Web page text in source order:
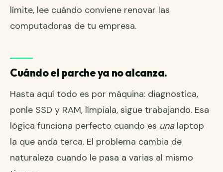
límite, lee cuándo conviene renovar las
computadoras de tu empresa.
Cuándo el parche ya no alcanza.
Hasta aquí todo es por máquina: diagnostica,
ponle SSD y RAM, límpiala, sigue trabajando. Esa
lógica funciona perfecto cuando es unalaptop
la que anda terca. El problema cambia de
naturaleza cuando le pasa a varias al mismo